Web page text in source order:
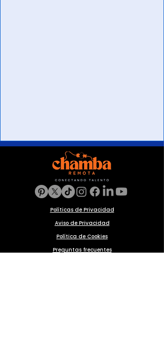
Políticas de Privacidad
Aviso de Privacidad
Política de Cookies
Preguntas frecuentes